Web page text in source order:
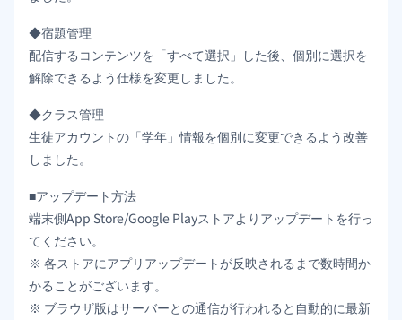
◆宿題管理
配信するコンテンツを「すべて選択」した後、個別に選択を
解除できるよう仕様を変更しました。
◆クラス管理
生徒アカウントの「学年」情報を個別に変更できるよう改善
しました。
■アップデート方法
端末側App Store/Google Playストアよりアップデートを行っ
てください。
※ 各ストアにアプリアップデートが反映されるまで数時間か
かることがございます。
※ ブラウザ版はサーバーとの通信が行われると自動的に最新